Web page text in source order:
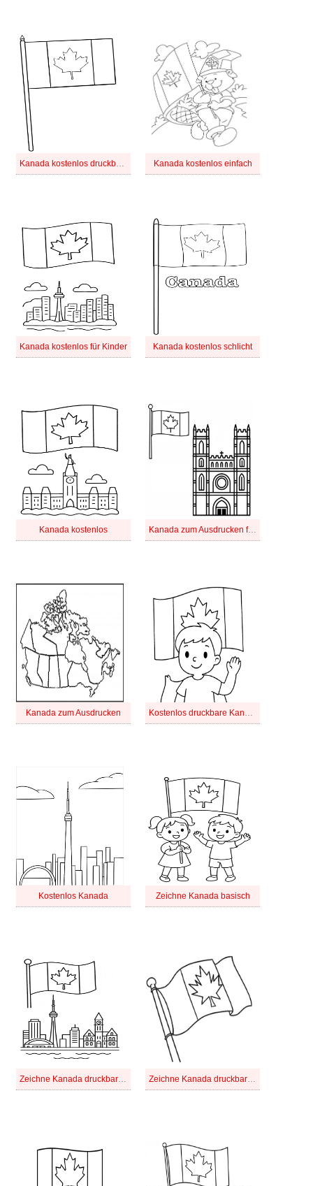
Kanada kostenlos druckbare Kanada kostenlos einfach
Kanada kostenlos für Kinder Kanada kostenlos schlicht
Kanada kostenlos Kanada zum Ausdrucken für Kinder
Kanada zum Ausdrucken Kostenlos druckbare Kanada
Kostenlos Kanada Zeichne Kanada basisch
Zeichne Kanada druckbare basisch Zeichne Kanada druckbare einfach